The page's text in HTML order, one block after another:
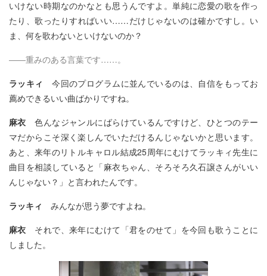
いけない時期なのかなとも思うんですよ。単純に恋愛の歌を作っ
たり、歌ったりすればいい……だけじゃないのは確かですし。い
ま、何を歌わないといけないのか？
――重みのある言葉です……。
ラッキィ今回のプログラムに並んでいるのは、自信をもってお
薦めできるいい曲ばかりですね。
麻衣色んなジャンルにばらけているんですけど、ひとつのテー
マだからこそ深く楽しんでいただけるんじゃないかと思います。
あと、来年のリトルキャロル結成25周年にむけてラッキィ先生に
曲目を相談していると「麻衣ちゃん、そろそろ久石譲さんがいい
んじゃない？」と言われたんです。
ラッキィ みんなが思う夢ですよね。
麻衣 それで、来年にむけて「君をのせて」を今回も歌うことに
しました。